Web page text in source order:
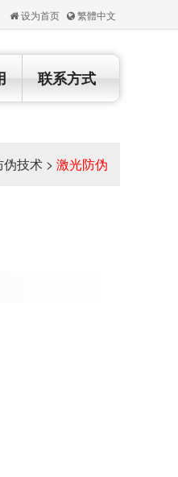
设为首页 繁體中文
联系方式
伪技术 > 激光防伪